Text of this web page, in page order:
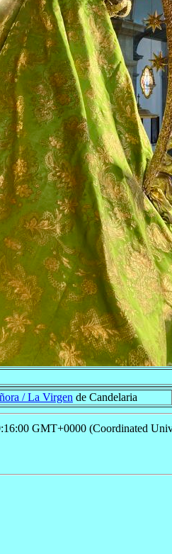
/ La Virgen de Candelaria
GMT+0000 (Coordinated